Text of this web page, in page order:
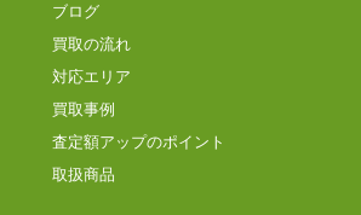
ブログ
買取の流れ
対応エリア
買取事例
査定額アップのポイント
取扱商品